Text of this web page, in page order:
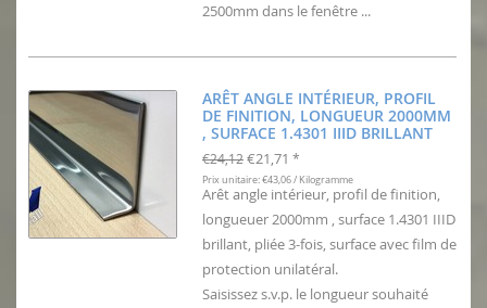
2500mm dans le fenêtre ...
ARÊT ANGLE INTÉRIEUR, PROFIL
DE FINITION, LONGUEUR 2000MM
, SURFACE 1.4301 IIID BRILLANT
€24,12 €21,71 *
Prix unitaire: €43,06 / Kilogramme
Arêt angle intérieur, profil de finition,
longueuer 2000mm , surface 1.4301 IIID
brillant, pliée 3-fois, surface avec film de
protection unilatéral.
Saisissez s.v.p. le longueur souhaité